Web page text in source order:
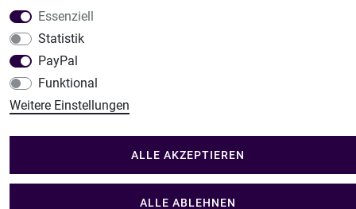
Plotter-City
Im Shop Kaufen
Küchen Zubehör - Haus/Garten - Tierbedarf
Essenziell
Statistik
PayPal
Funktional
Weitere Einstellungen
ALLE AKZEPTIEREN
ALLE ABLEHNEN